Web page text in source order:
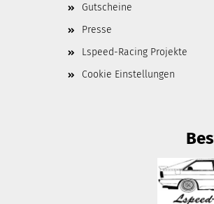
Gutscheine
Presse
Lspeed-Racing Projekte
Cookie Einstellungen